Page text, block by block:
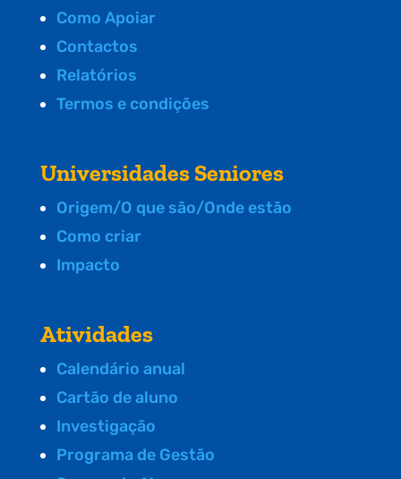
Como Apoiar
Contactos
Relatórios
Termos e condições
Universidades Seniores
Origem/O que são/Onde estão
Como criar
Impacto
Atividades
Calendário anual
Cartão de aluno
Investigação
Programa de Gestão